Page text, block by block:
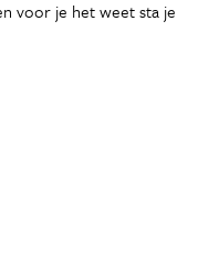
voor je het weet sta je